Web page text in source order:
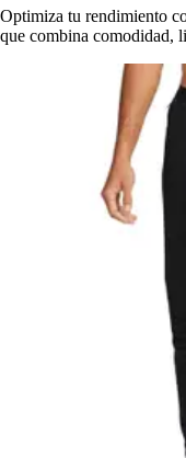
Optimiza tu rendimiento
que combina comodidad,